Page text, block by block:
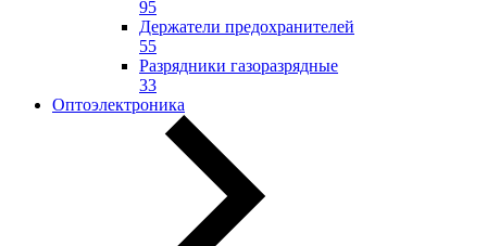
95
Держатели предохранителей
55
Разрядники газоразрядные
33
Оптоэлектроника